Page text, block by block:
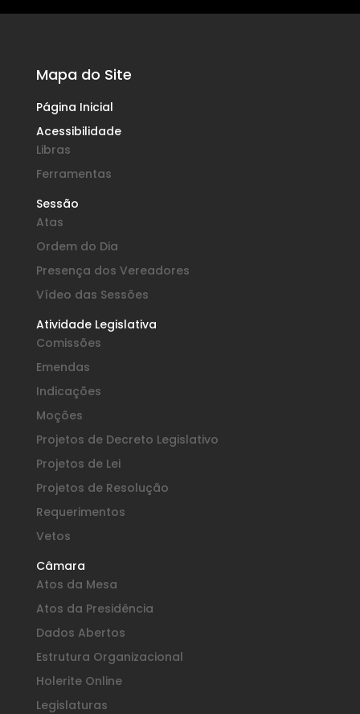
Mapa do Site
Página Inicial
Acessibilidade
Libras
Ferramentas
Sessão
Atas
Ordem do Dia
Presença dos Vereadores
Vídeo das Sessões
Atividade Legislativa
Comissões
Emendas
Indicações
Moções
Projetos de Decreto Legislativo
Projetos de Lei
Projetos de Resolução
Requerimentos
Vetos
Câmara
Atos da Mesa
Atos da Presidência
Dados Abertos
Estrutura Organizacional
Holerite Online
Legislaturas